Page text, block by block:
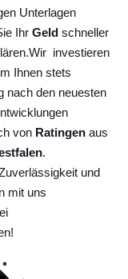
Unterlagen
Ihr Geld schneller
Wir investieren
Ihnen stets
nach den neuesten
von Ratingen aus
.
und
mit uns